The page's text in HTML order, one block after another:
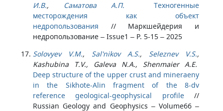
И.В., Саматова А.П.
Техногенные
месторождения как объект
недропользования // Маркшейдерия и
недропользование – Issue1 – P. 5-15 – 2025
Solovyev V.M., Sal'nikov A.S., Seleznev V.S.,
Kashubina T.V., Galeva N.A., Shenmaier A.E.
Deep structure of the upper crust and mineraeny
in the Sikhote-Alin fragment of the 8-dv
reference geological-geophysical profile//
Russian Geology and Geophysics – Volume66 –